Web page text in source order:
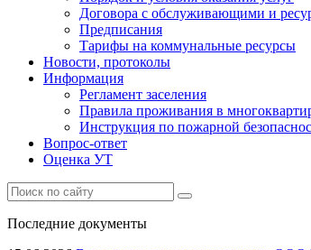
Договора с обслуживающими и
Предписания
Тарифы на коммунальные ресурсы
Новости, протоколы
Информация
Регламент заселения
Правила проживания в
Инструкция по пожарной
Вопрос-ответ
Оценка УТ
Последние документы